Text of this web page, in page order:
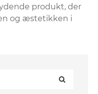
produkt, der
og æstetikken i